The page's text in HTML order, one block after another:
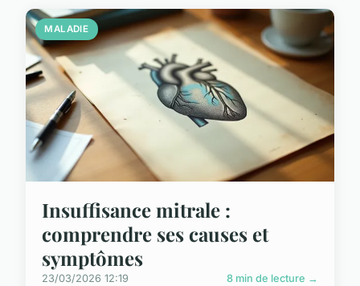
MALADIE
Insuffisance mitrale :
comprendre ses causes et
symptômes
23/03/2026 12:19 8 min de lecture →